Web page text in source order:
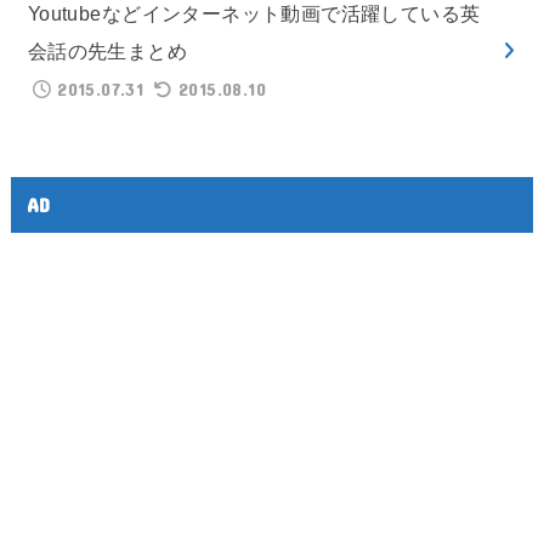
Youtubeなどインターネット動画で活躍している英
会話の先生まとめ
2015.07.31
2015.08.10
AD